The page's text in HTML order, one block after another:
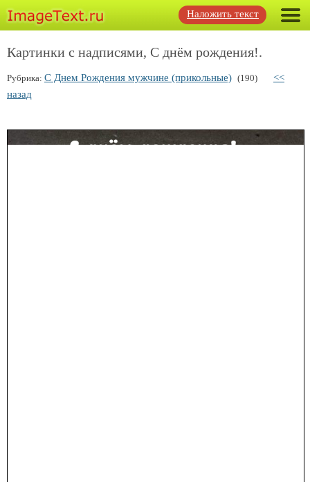
Наложить текст
Картинки с надписями, С днём рождения!.
Рубрика: С Днем Рождения мужчине (прикольные) (190)
<<
назад